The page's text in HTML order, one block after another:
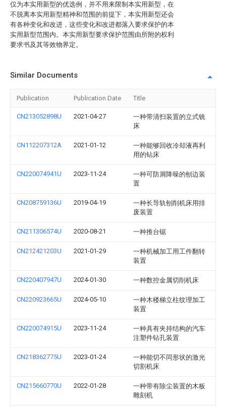
仅为本实用新型的优选例，并不用来限制本实用新型，在
不脱离本实用新型精神和范围的前提下，本实用新型还会
有各种变化和改进，这些变化和改进都落入要求保护的本
实用新型范围内。本实用新型要求保护范围由所附的权利
要求书及其等效物界定。
Similar Documents
Publication Publication Date Title
CN213052898U 2021-04-27
一种带清扫装置的立式铣
床
CN112207312A 2021-01-12
一种能够回收冷却液再利
用的钻床
CN220074941U 2023-11-24
一种可防屑降噪的刨边装
置
CN208759136U 2019-04-19
一种长导轨刨削机床用排
废装置
CN211306574U 2020-08-21 一种推台锯
CN212421203U 2021-01-29
一种机械加工用工件翻转
装置
CN220407947U 2024-01-30 一种数控金属切削机床
CN220923665U 2024-05-10
一种木楼梯立柱纹理加工
装置
CN220074915U 2023-11-24
一种具有夹持结构的汽车
注塑件钻孔装置
CN218362775U 2023-01-24
一种能切不同形状的激光
切割机床
CN215660770U 2022-01-28
一种带有除尘装置的木板
雕刻机